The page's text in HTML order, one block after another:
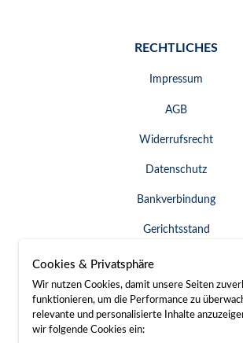
RECHTLICHES
Impressum
AGB
Widerrufsrecht
Datenschutz
Bankverbindung
Gerichtsstand
Widerruf erklären
SERVICE & KONTAKT
Cookies & Privatsphäre
Wir nutzen Cookies, damit unsere Seiten
funktionieren, um die Performance zu
relevante und personalisierte Inhalte
wir folgende Cookies ein: